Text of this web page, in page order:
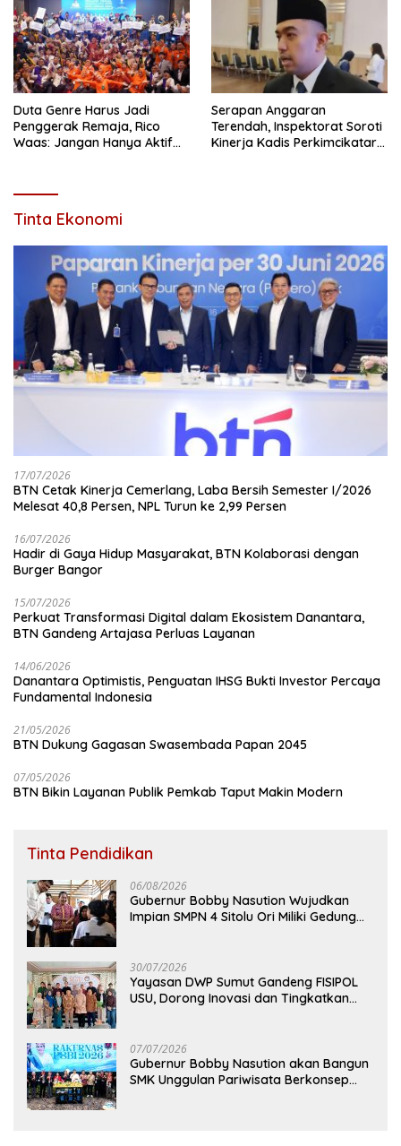
Duta Genre Harus Jadi
Penggerak Remaja, Rico
Waas: Jangan Hanya Aktif
Serapan Anggaran
Terendah, Inspektorat Soroti
Kinerja Kadis Perkimcikataru
Tinta Ekonomi
17/07/2026
BTN Cetak Kinerja Cemerlang, Laba Bersih Semester I/2026
Melesat 40,8 Persen, NPL Turun ke 2,99 Persen
16/07/2026
Hadir di Gaya Hidup Masyarakat, BTN Kolaborasi dengan
Burger Bangor
15/07/2026
Perkuat Transformasi Digital dalam Ekosistem Danantara,
BTN Gandeng Artajasa Perluas Layanan
14/06/2026
Danantara Optimistis, Penguatan IHSG Bukti Investor Percaya
Fundamental Indonesia
21/05/2026
BTN Dukung Gagasan Swasembada Papan 2045
07/05/2026
BTN Bikin Layanan Publik Pemkab Taput Makin Modern
Tinta Pendidikan
06/08/2026
Gubernur Bobby Nasution Wujudkan
Impian SMPN 4 Sitolu Ori Miliki Gedung
30/07/2026
Yayasan DWP Sumut Gandeng FISIPOL
USU, Dorong Inovasi dan Tingkatkan
07/07/2026
Gubernur Bobby Nasution akan Bangun
SMK Unggulan Pariwisata Berkonsep